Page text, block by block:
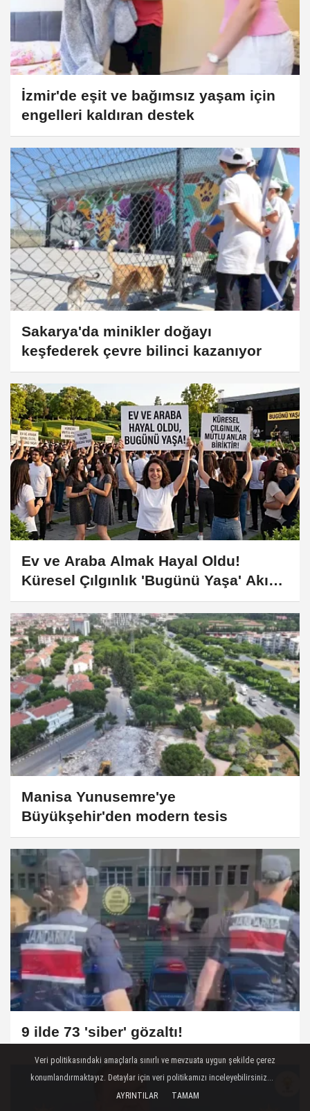
İzmir'de eşit ve bağımsız yaşam için
engelleri kaldıran destek
Sakarya'da minikler doğayı
keşfederek çevre bilinci kazanıyor
Ev ve Araba Almak Hayal Oldu!
Küresel Çılgınlık 'Bugünü Yaşa' Akımı
Dünyayı Sallıyor
Manisa Yunusemre'ye
Büyükşehir'den modern tesis
9 ilde 73 'siber' gözaltı!
Veri politikasındaki amaçlarla sınırlı ve mevzuata uygun şekilde çerez
konumlandırmaktayız. Detaylar için veri politikamızı inceleyebilirsiniz...
AYRINTILAR
TAMAM